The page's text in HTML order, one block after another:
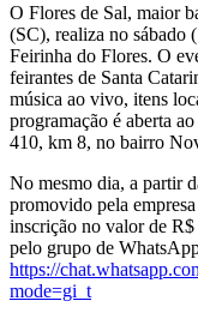
O Flores de Sal, maior
(SC), realiza no sábado
Feirinha do Flores. O
feirantes de Santa
música ao vivo, itens
programação é aberta
410, km 8, no bairro
No mesmo dia, a partir
promovido pela
inscrição no valor de R$
pelo grupo de
https://
mode=gi_t